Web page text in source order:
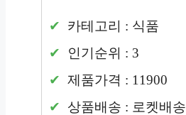
카테고리 : 식품
인기순위 : 3
제품가격 : 11900
상품배송 : 로켓배송